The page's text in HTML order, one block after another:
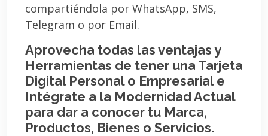
compartiéndola por WhatsApp, SMS,
Telegram o por Email.
Aprovecha todas las ventajas y
Herramientas de tener una Tarjeta
Digital Personal o Empresarial e
Intégrate a la Modernidad Actual
para dar a conocer tu Marca,
Productos, Bienes o Servicios.